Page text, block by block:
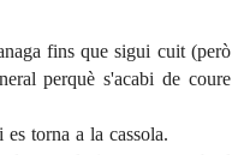
fins que sigui cuit (però
perquè s'acabi de coure
torna a la cassola.